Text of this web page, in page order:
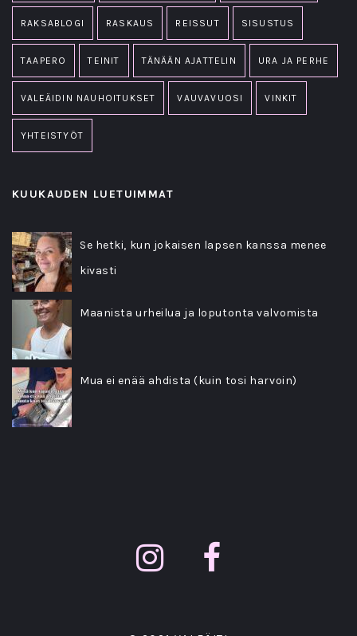
RAKSABLOGI RASKAUS REISSUT SISUSTUS
TAAPERO TEINIT TÄNÄÄN AJATTELIN URA JA PERHE
VALEÄIDIN NAUHOITUKSET VAUVAVUOSI VINKIT
YHTEISTYÖT
KUUKAUDEN LUETUIMMAT
Se hetki, kun jokaisen lapsen kanssa menee
kivasti
Maanista urheilua ja loputonta valvomista
Mua ei enää ahdista (kuin tosi harvoin)